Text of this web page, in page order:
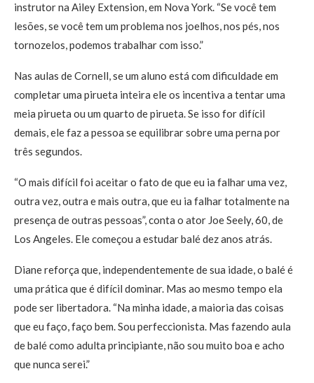
instrutor na Ailey Extension, em Nova York. “Se você tem
lesões, se você tem um problema nos joelhos, nos pés, nos
tornozelos, podemos trabalhar com isso.”
Nas aulas de Cornell, se um aluno está com dificuldade em
completar uma pirueta inteira ele os incentiva a tentar uma
meia pirueta ou um quarto de pirueta. Se isso for difícil
demais, ele faz a pessoa se equilibrar sobre uma perna por
três segundos.
“O mais difícil foi aceitar o fato de que eu ia falhar uma vez,
outra vez, outra e mais outra, que eu ia falhar totalmente na
presença de outras pessoas”, conta o ator Joe Seely, 60, de
Los Angeles. Ele começou a estudar balé dez anos atrás.
Diane reforça que, independentemente de sua idade, o balé é
uma prática que é difícil dominar. Mas ao mesmo tempo ela
pode ser libertadora. “Na minha idade, a maioria das coisas
que eu faço, faço bem. Sou perfeccionista. Mas fazendo aula
de balé como adulta principiante, não sou muito boa e acho
que nunca serei.”